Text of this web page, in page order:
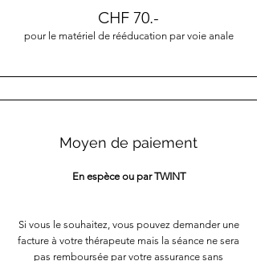
CHF 70.-
pour le matériel de rééducation par voie anale
Moyen de paiement
En espèce ou par TWINT
Si vous le souhaitez, vous pouvez demander une
facture à votre thérapeute mais la séance ne sera
pas remboursée par votre assurance sans